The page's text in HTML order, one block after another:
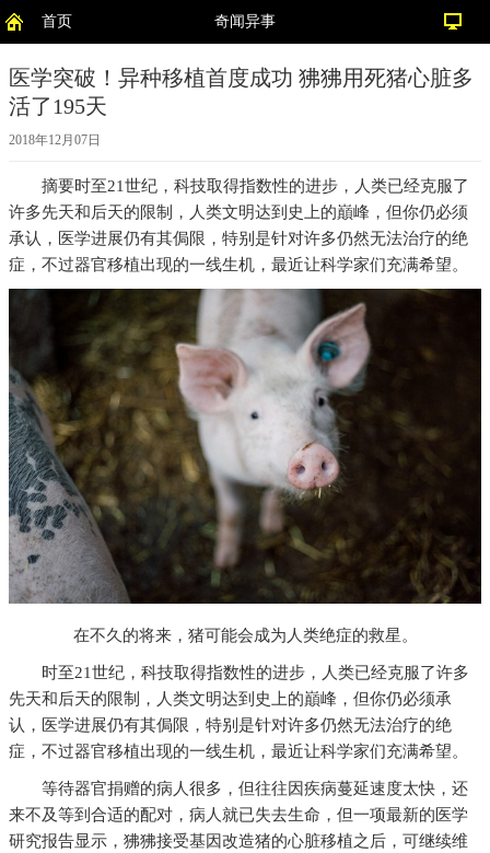
首页 奇闻异事
医学突破！异种移植首度成功 狒狒用死猪心脏多
活了195天
2018年12月07日
摘要时至21世纪，科技取得指数性的进步，人类已经克服了
许多先天和后天的限制，人类文明达到史上的巔峰，但你仍必须
承认，医学进展仍有其侷限，特别是针对许多仍然无法治疗的绝
症，不过器官移植出现的一线生机，最近让科学家们充满希望。
在不久的将来，猪可能会成为人类绝症的救星。
时至21世纪，科技取得指数性的进步，人类已经克服了许多
先天和后天的限制，人类文明达到史上的巔峰，但你仍必须承
认，医学进展仍有其侷限，特别是针对许多仍然无法治疗的绝
症，不过器官移植出现的一线生机，最近让科学家们充满希望。
等待器官捐赠的病人很多，但往往因疾病蔓延速度太快，还
来不及等到合适的配对，病人就已失去生命，但一项最新的医学
研究报告显示，狒狒接受基因改造猪的心脏移植之后，可继续维